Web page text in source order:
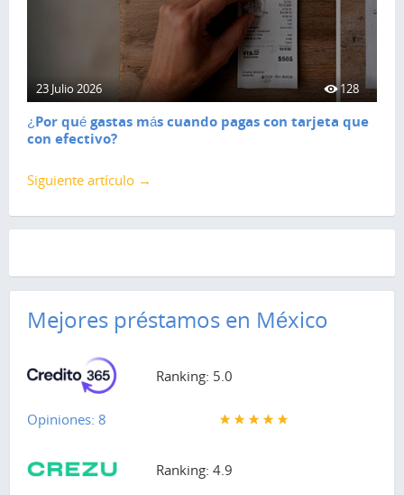
23 Julio 2026 128
¿Por qué gastas más cuando pagas con tarjeta que
con efectivo?
Siguiente artículo →
Mejores préstamos en México
Ranking: 5.0
Opiniones: 8
Ranking: 4.9